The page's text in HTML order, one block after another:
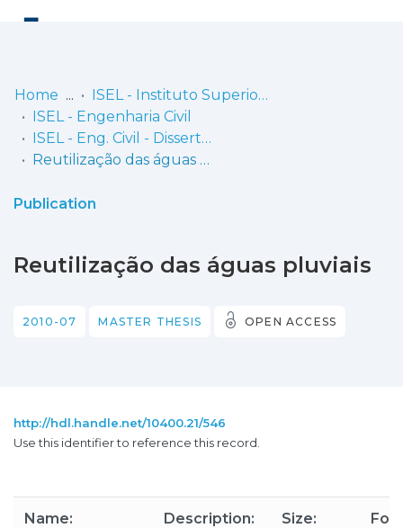
Communities
& Collections
Home
ISEL - Instituto Superior de Engenharia de Lisboa
ISEL - Engenharia Civil
ISEL - Eng. Civil - Dissertações de Mestrado
Reutilização das águas pluviais
Publication
Reutilização das águas pluviais
2010-07 MASTER THESIS OPEN ACCESS
http://hdl.handle.net/10400.21/546
Use this identifier to reference this record.
Name: Description: Size: